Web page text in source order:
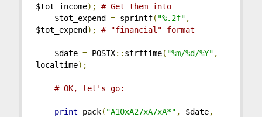
$tot_income);
# Get them into
$tot_expend = sprintf( "%.2f" ,
$tot_expend ); # "financial" format
$date = POSIX:: strftime( "%m/%d/%Y" ,
localtime);
# OK, let's go:
print pack( "A10xA27xA7xA*" , $date,